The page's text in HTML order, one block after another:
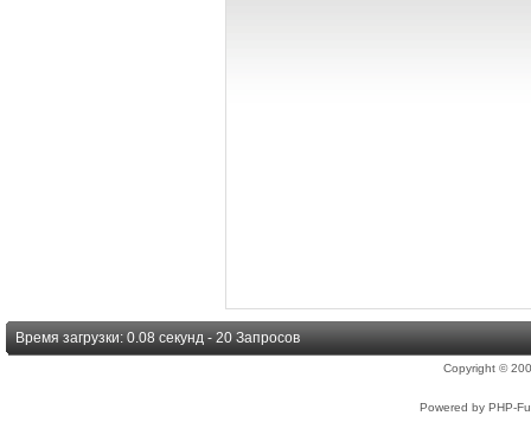
Время загрузки: 0.08 секунд - 20 Запросов
Copyright ©
Powered by PHP-